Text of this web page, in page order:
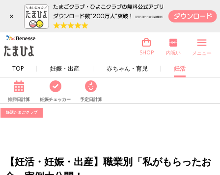
×
TOP 妊娠・出産 赤ちゃん・育児 妊活
SHOP 内祝い メニュー
排卵日計算 妊娠チェッカー 予定日計算
妊活たまごクラブ
【妊活・妊娠・出産】職業別「私がもらったお